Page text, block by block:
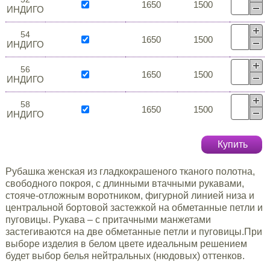
ИНДИГО 1650 1500
54
ИНДИГО 1650 1500
56
ИНДИГО 1650 1500
58
ИНДИГО 1650 1500
Купить
Рубашка женская из гладкокрашеного тканого полотна,
свободного покроя, с длинными втачными рукавами,
стояче-отложным воротником, фигурной линией низа и
центральной бортовой застежкой на обметанные петли и
пуговицы. Рукава – с притачными манжетами
застегиваются на две обметанные петли и пуговицы.При
выборе изделия в белом цвете идеальным решением
будет выбор белья нейтральных (нюдовых) оттенков.